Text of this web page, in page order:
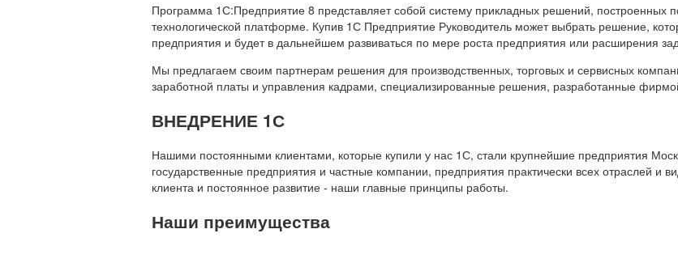
Программа 1С:Предприятие 8 представляет собой систему прикладных решений,
технологической платформе. Купив 1С Предприятие Руководитель может выбрать решение,
предприятия и будет в дальнейшем развиваться по мере роста предприятия или расширения
Мы предлагаем своим партнерам решения для производственных, торговых и сервисных
заработной платы и управления кадрами, специализированные решения, разработанные
ВНЕДРЕНИЕ 1С
Нашими постоянными клиентами, которые купили у нас 1С, стали крупнейшие предприятия
государственные предприятия и частные компании, предприятия практически всех отраслей и
клиента и постоянное развитие - наши главные принципы работы.
Наши преимущества